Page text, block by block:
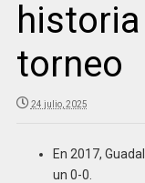
torneo
24 julio, 2025
En 2017,
un 0-0.